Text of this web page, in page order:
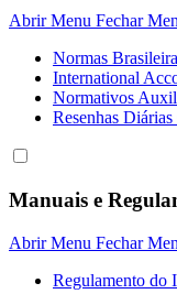
Abrir Menu Fechar
Normas
International
Normativos
Resenhas
Manuais e
Abrir Menu Fechar
Regulamento do